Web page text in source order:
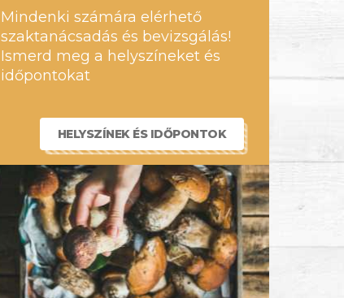
Mindenki számára elérhető
szaktanácsadás és bevizsgálás!
Ismerd meg a helyszíneket és
időpontokat
HELYSZÍNEK ÉS IDŐPONTOK